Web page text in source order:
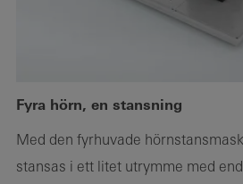
Fyra hörn, en stansning
Med den fyrhuvade
stansas i ett litet utrymme med